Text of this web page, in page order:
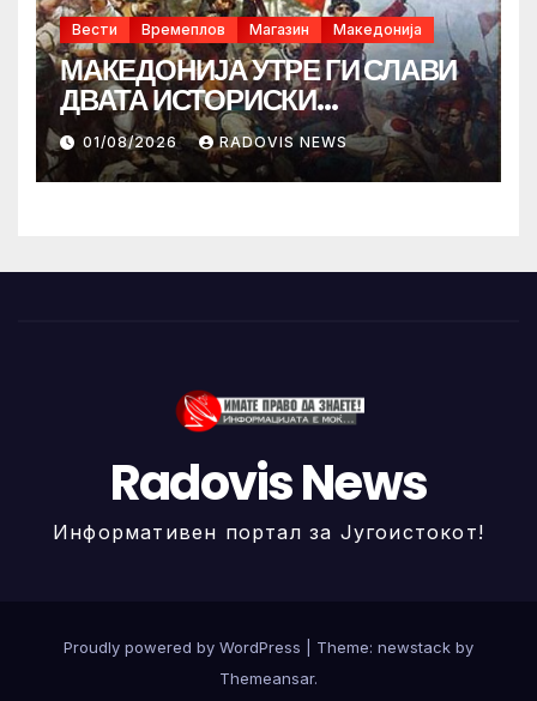
Вести Времеплов Магазин Македонија
МАКЕДОНИЈА УТРЕ ГИ СЛАВИ
ДВАТА ИСТОРИСКИ
ИЛИНДЕНА!
01/08/2026 RADOVIS NEWS
Radovis News
Информативен портал за Југоистокот!
Proudly powered by WordPress
Theme: newstack by
Themeansar.